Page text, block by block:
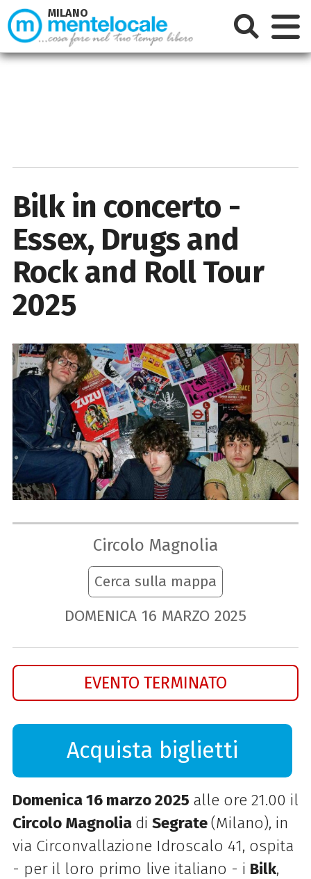
Bilk in concerto -
Essex, Drugs and
Rock and Roll Tour
2025
Circolo Magnolia
Cerca sulla mappa
DOMENICA 16 MARZO 2025
EVENTO TERMINATO
Acquista biglietti
Domenica 16 marzo 2025 alle ore 21.00 il
Circolo Magnolia di Segrate(Milano), in
via Circonvallazione Idroscalo 41, ospita
- per il loro primo live italiano - i Bilk,
MILANO